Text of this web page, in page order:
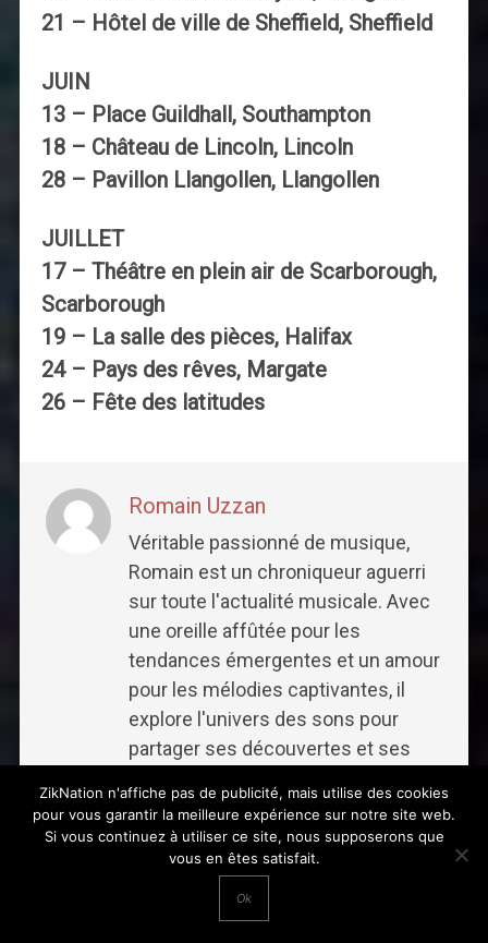
21 – Hôtel de ville de Sheffield, Sheffield
JUIN
13 – Place Guildhall, Southampton
18 – Château de Lincoln, Lincoln
28 – Pavillon Llangollen, Llangollen
JUILLET
17 – Théâtre en plein air de Scarborough,
Scarborough
19 – La salle des pièces, Halifax
24 – Pays des rêves, Margate
26 – Fête des latitudes
Romain Uzzan
Véritable passionné de musique,
Romain est un chroniqueur aguerri
sur toute l'actualité musicale. Avec
une oreille affûtée pour les
tendances émergentes et un amour
pour les mélodies captivantes, il
explore l'univers des sons pour
partager ses découvertes et ses
PRÉCÉDENT :
ZikNation n'affiche pas de publicité, mais utilise des cookies
pour vous garantir la meilleure expérience sur notre site web.
Si vous continuez à utiliser ce site, nous supposerons que
vous en êtes satisfait.
Ok